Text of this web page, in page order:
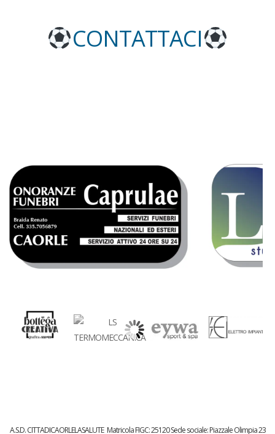
CONTATTACI
A.S.D. CITTADICAORLELASALUTE Matricola FIGC:25120Sede sociale: Piazzale Olimpia 23